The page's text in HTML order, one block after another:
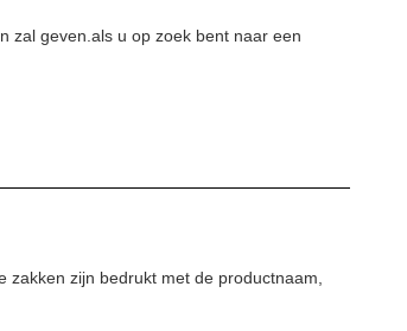
zal geven.als u op zoek bent naar een
zijn bedrukt met de productnaam,